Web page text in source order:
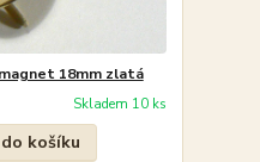
18mm zlatá
Skladem 10 ks
košíku